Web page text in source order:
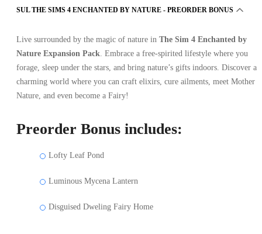
SUL THE SIMS 4 ENCHANTED BY NATURE - PREORDER BONUS
Live surrounded by the magic of nature in The Sim 4 Enchanted by
Nature Expansion Pack . Embrace a free-spirited lifestyle where you
forage, sleep under the stars, and bring nature’s gifts indoors. Discover a
charming world where you can craft elixirs, cure ailments, meet Mother
Nature, and even become a Fairy!
Preorder Bonus includes:
Lofty Leaf Pond
Luminous Mycena Lantern
Disguised Dweling Fairy Home